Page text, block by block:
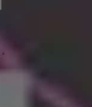
*